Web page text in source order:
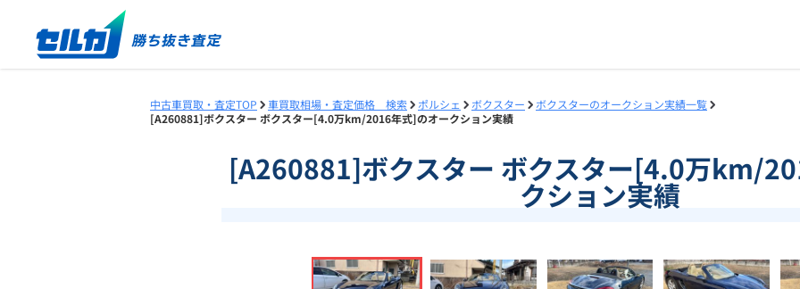
中古車買取・査定TOP 車買取相場・査定価格 検索 ポルシェ ボクスター
ボクスターのオークション実績一覧
[A260881]ボクスター ボクスター[4.0万km/2016年式]のオークション実績
[A260881]ボクスター ボクスター[4.0万km/
クション実績